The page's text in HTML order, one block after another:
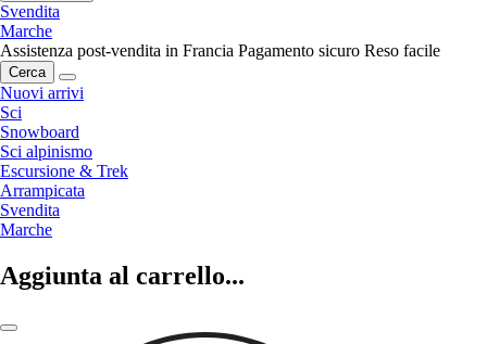
Svendita
Marche
Assistenza post-vendita in Francia Pagamento sicuro Reso facile
Cerca
Nuovi arrivi
Sci
Snowboard
Sci alpinismo
Escursione & Trek
Arrampicata
Svendita
Marche
Aggiunta al carrello...